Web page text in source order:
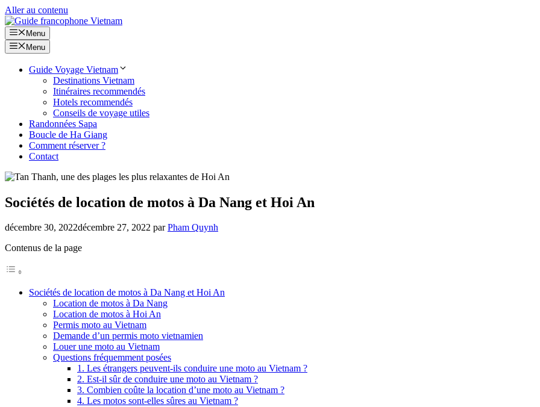
Aller au contenu
Menu
Menu
Guide Voyage Vietnam
Destinations Vietnam
Itinéraires recommendés
Hotels recommendés
Conseils de voyage utiles
Randonnées Sapa
Boucle de Ha Giang
Comment réserver ?
Contact
Sociétés de location de motos à Da Nang et Hoi An
décembre 30, 2022décembre 27, 2022 parPham Quynh
Contenus de la page
Sociétés de location de motos à Da Nang et Hoi An
Location de motos à Da Nang
Location de motos à Hoi An
Permis moto au Vietnam
Demande d’un permis moto vietnamien
Louer une moto au Vietnam
Questions fréquemment posées
1. Les étrangers peuvent-ils conduire une moto au Vietnam ?
2. Est-il sûr de conduire une moto au Vietnam ?
3. Combien coûte la location d’une moto au Vietnam ?
4. Les motos sont-elles sûres au Vietnam ?